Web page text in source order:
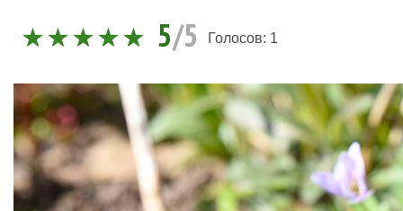
5/5 Голосов: 1